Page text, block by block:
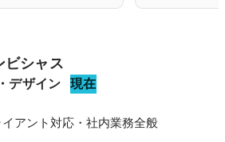
ビシャス
デザイン 現在
アント対応・社内業務全般